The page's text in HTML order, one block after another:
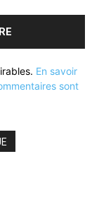
En savoir
sont